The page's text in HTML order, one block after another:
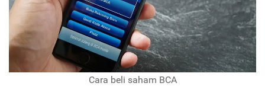
Cara beli saham BCA